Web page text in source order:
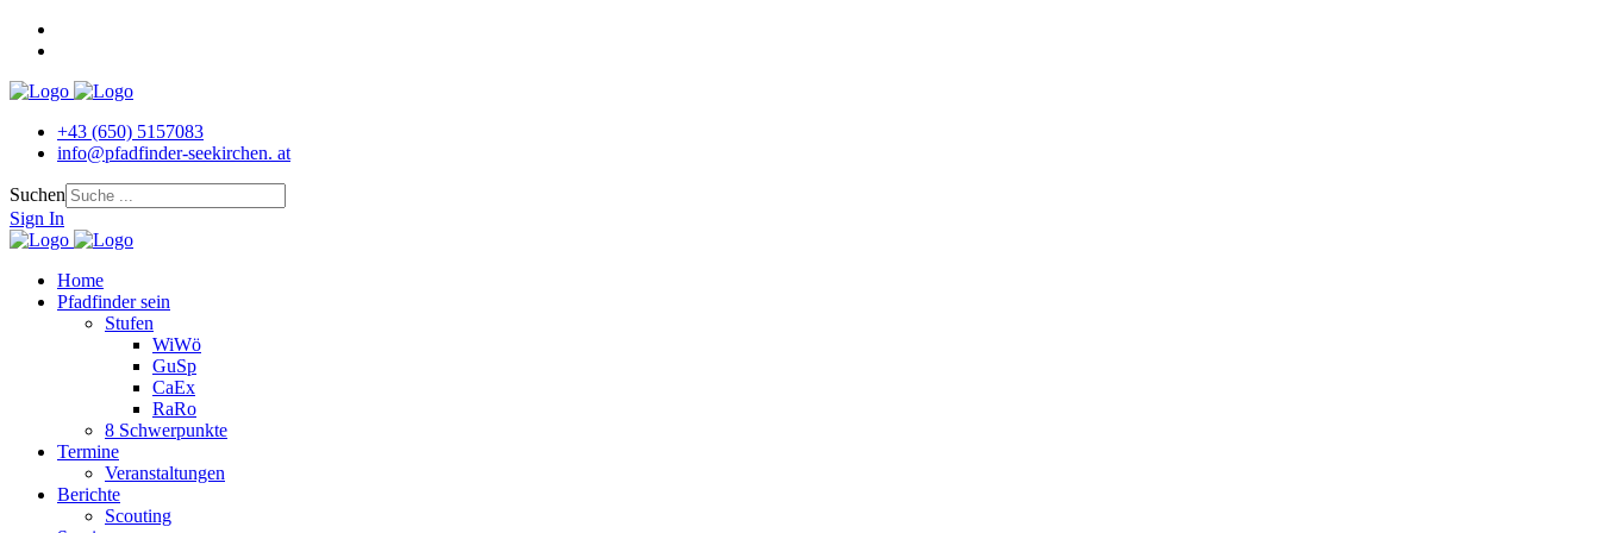
+43 (650) 5157083
info@pfadfinder‐seekirchen. at
Suchen
Sign In
Home
Pfadfinder sein
Stufen
WiWö
GuSp
CaEx
RaRo
8 Schwerpunkte
Termine
Veranstaltungen
Berichte
Scouting